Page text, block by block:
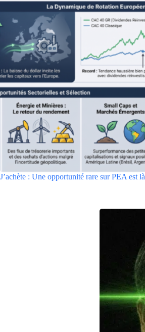
J’achète : Une opportunité rare sur PEA est là